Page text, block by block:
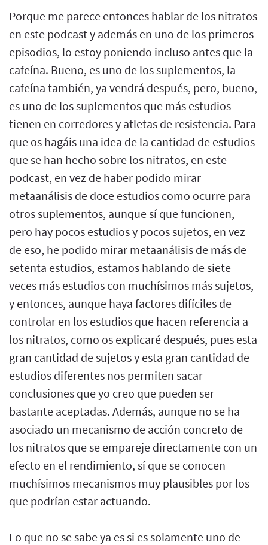
Porque me parece entonces hablar de los nitratos
en este podcast y además en uno de los primeros
episodios, lo estoy poniendo incluso antes que la
cafeína. Bueno, es uno de los suplementos, la
cafeína también, ya vendrá después, pero, bueno,
es uno de los suplementos que más estudios
tienen en corredores y atletas de resistencia. Para
que os hagáis una idea de la cantidad de estudios
que se han hecho sobre los nitratos, en este
podcast, en vez de haber podido mirar
metaanálisis de doce estudios como ocurre para
otros suplementos, aunque sí que funcionen,
pero hay pocos estudios y pocos sujetos, en vez
de eso, he podido mirar metaanálisis de más de
setenta estudios, estamos hablando de siete
veces más estudios con muchísimos más sujetos,
y entonces, aunque haya factores difíciles de
controlar en los estudios que hacen referencia a
los nitratos, como os explicaré después, pues esta
gran cantidad de sujetos y esta gran cantidad de
estudios diferentes nos permiten sacar
conclusiones que yo creo que pueden ser
bastante aceptadas. Además, aunque no se ha
asociado un mecanismo de acción concreto de
los nitratos que se empareje directamente con un
efecto en el rendimiento, sí que se conocen
muchísimos mecanismos muy plausibles por los
que podrían estar actuando.
Lo que no se sabe ya es si es solamente uno de